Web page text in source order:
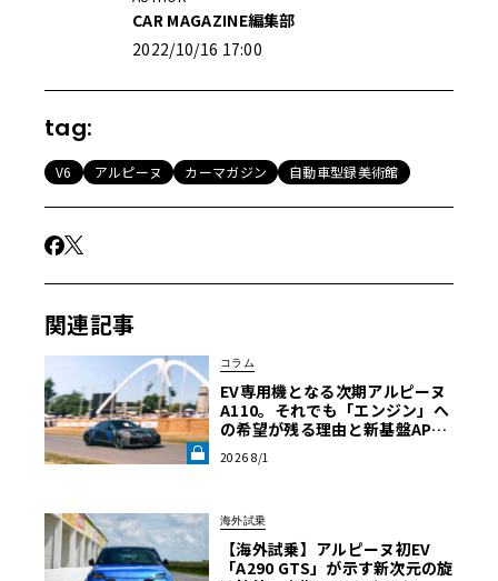
CAR MAGAZINE編集部
2022/10/16 17:00
tag:
V6 アルピーヌ カーマガジン 自動車型録美術館
関連記事
コラム
EV専用機となる次期アルピーヌ
A110。それでも「エンジン」へ
の希望が残る理由と新基盤APP
6】《LE VOLANT LAB》
2026 8/1
海外試乗
【海外試乗】アルピーヌ初EV
「A290 GTS」が示す新次元の旋